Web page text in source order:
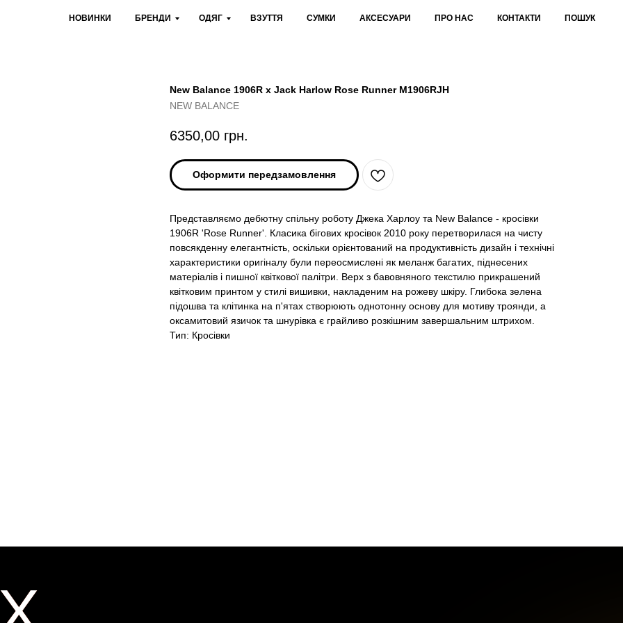
НОВИНКИ БРЕНДИ ОДЯГ ВЗУТТЯ СУМКИ АКСЕСУАРИ ПРО НАС КОНТАКТИ ПОШУК
New Balance 1906R x Jack Harlow Rose Runner M1906RJH
NEW BALANCE
6350,00 грн.
Оформити передзамовлення
Представляємо дебютну спільну роботу Джека Харлоу та New Balance - кросівки
1906R 'Rose Runner'. Класика бігових кросівок 2010 року перетворилася на чисту
повсякденну елегантність, оскільки орієнтований на продуктивність дизайн і технічні
характеристики оригіналу були переосмислені як меланж багатих, піднесених
матеріалів і пишної квіткової палітри. Верх з бавовняного текстилю прикрашений
квітковим принтом у стилі вишивки, накладеним на рожеву шкіру. Глибока зелена
підошва та клітинка на п'ятах створюють однотонну основу для мотиву троянди, а
оксамитовий язичок та шнурівка є грайливо розкішним завершальним штрихом.
Тип: Кросівки